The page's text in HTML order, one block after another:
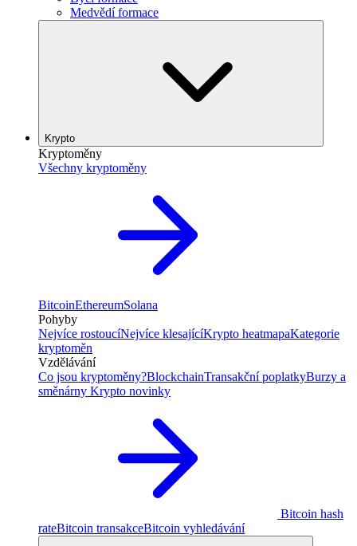
Medvědí formace
Krypto
Kryptoměny
Všechny kryptoměny
BitcoinEthereumSolana
Pohyby
Nejvíce rostoucíNejvíce klesajícíKrypto heatmapaKategorie
kryptoměn
Vzdělávání
Co jsou kryptoměny?BlockchainTransakční poplatkyBurzy a
směnárny Krypto novinky
Bitcoin hash
rateBitcoin transakceBitcoin vyhledávání